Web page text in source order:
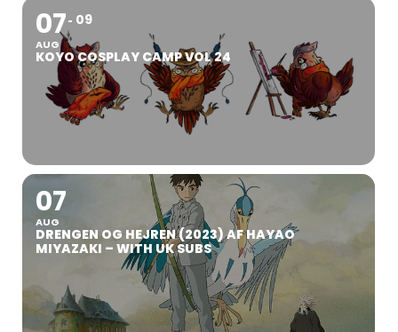
07
AUG
09
KOYO COSPLAY CAMP VOL 24
07
AUG
DRENGEN OG HEJREN (2023) AF HAYAO
MIYAZAKI – WITH UK SUBS